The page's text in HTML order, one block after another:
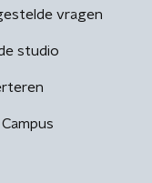
vragen
studio